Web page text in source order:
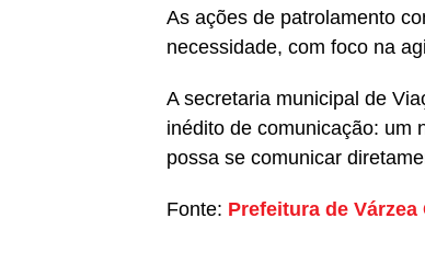
As ações de patrolamento
necessidade, com foco na
A secretaria municipal de
inédito de comunicação: um
possa se comunicar
Fonte: Prefeitura de Várzea